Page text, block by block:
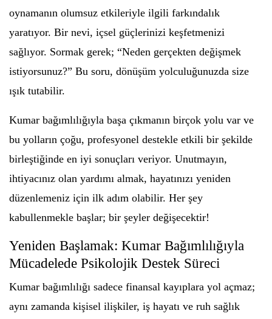
oynamanın olumsuz etkileriyle ilgili farkındalık
yaratıyor. Bir nevi, içsel güçlerinizi keşfetmenizi
sağlıyor. Sormak gerek; “Neden gerçekten değişmek
istiyorsunuz?” Bu soru, dönüşüm yolculuğunuzda size
ışık tutabilir.
Kumar bağımlılığıyla başa çıkmanın birçok yolu var ve
bu yolların çoğu, profesyonel destekle etkili bir şekilde
birleştiğinde en iyi sonuçları veriyor. Unutmayın,
ihtiyacınız olan yardımı almak, hayatınızı yeniden
düzenlemeniz için ilk adım olabilir. Her şey
kabullenmekle başlar; bir şeyler değişecektir!
Yeniden Başlamak: Kumar Bağımlılığıyla
Mücadelede Psikolojik Destek Süreci
Kumar bağımlılığı sadece finansal kayıplara yol açmaz;
aynı zamanda kişisel ilişkiler, iş hayatı ve ruh sağlık